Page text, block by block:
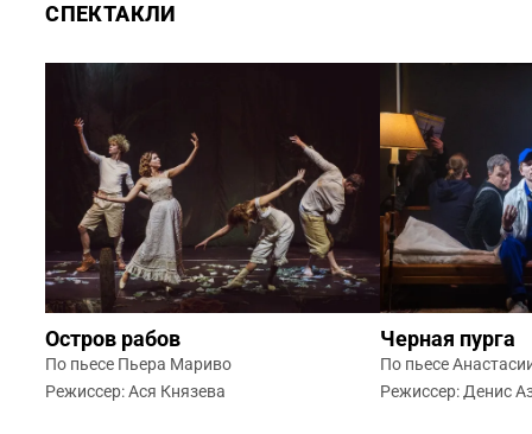
СПЕКТАКЛИ
Остров рабов
По пьесе Пьера Мариво
Режиссер: Ася Князева
Черная пурга
По пьесе
Режиссер: Денис